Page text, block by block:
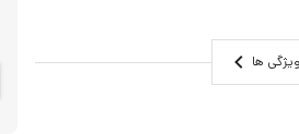
ها